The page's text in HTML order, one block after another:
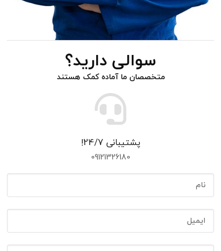
سوالی دارید؟
متخصصان ما آماده کمک هستند
پشتیبانی 24/7!
09121326180